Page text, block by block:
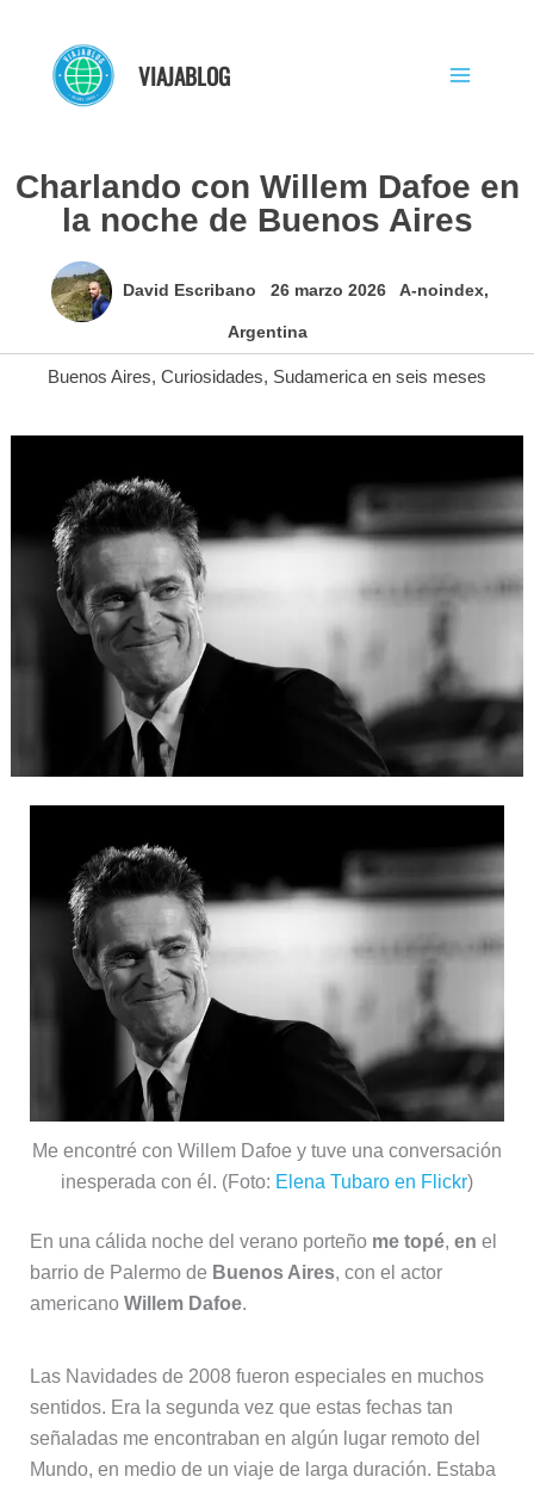
contenido
VIAJABLOG
Charlando con Willem Dafoe en
la noche de Buenos Aires
David Escribano 26 marzo 2026 A-noindex,
Argentina
Buenos Aires, Curiosidades, Sudamerica en seis meses
Me encontré con Willem Dafoe y tuve una conversación
inesperada con él. (Foto: Elena Tubaro en Flickr)
En una cálida noche del verano porteño me topé, en el
barrio de Palermo de Buenos Aires, con el actor
americano Willem Dafoe.
Las Navidades de 2008 fueron especiales en muchos
sentidos. Era la segunda vez que estas fechas tan
señaladas me encontraban en algún lugar remoto del
Mundo, en medio de un viaje de larga duración. Estaba